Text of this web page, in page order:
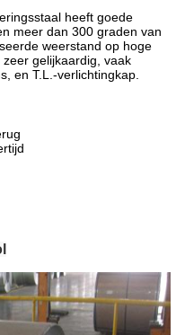
heeft goede
meer dan 300 graden van
weerstand op hoge
gelijkaardig, vaak
en T.L.-verlichtingkap.